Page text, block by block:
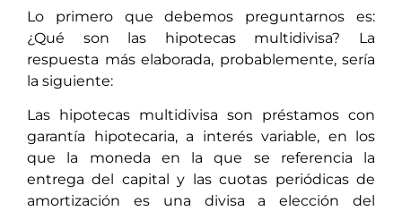
Lo primero que debemos preguntarnos es:
¿Qué son las hipotecas multidivisa? La
respuesta más elaborada, probablemente, sería
la siguiente:
Las hipotecas multidivisa son préstamos con
garantía hipotecaria, a interés variable, en los
que la moneda en la que se referencia la
entrega del capital y las cuotas periódicas de
amortización es una divisa a elección del